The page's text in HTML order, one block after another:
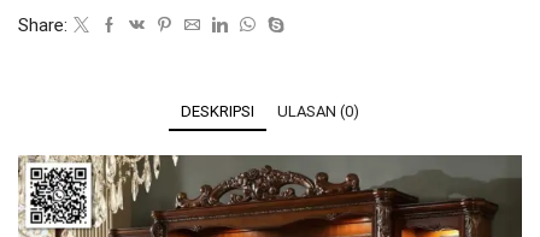
Share:
DESKRIPSI ULASAN (0)